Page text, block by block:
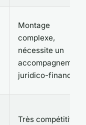
Montage
complexe,
nécessite un
accompagnement
juridico-financier
Très compétitif,